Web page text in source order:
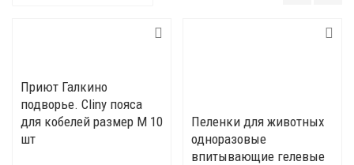
Приют Галкино
подворье. Cliny пояса
для кобелей размер М 10
шт
Пеленки для животных
одноразовые
впитывающие гелевые